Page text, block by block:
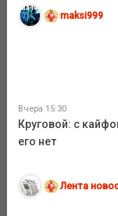
maksi999
Вчера 15:30
Круговой: с
его нет
Лента